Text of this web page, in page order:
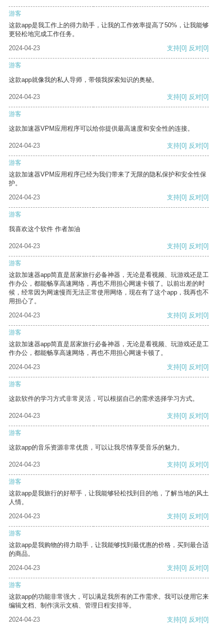
游客
这款app是我工作上的得力助手，让我的工作效率提高了50%，让我能够
更轻松地完成工作任务。
2024-04-23
支持[0] 反对[0]
游客
这款app就像我的私人导师，带领我探索知识的奥秘。
2024-04-23 支持[0] 反对[0]
游客
这款加速器VPM应用程序可以给你提供最高速度和安全性的连接。
2024-04-23 支持[0] 反对[0]
游客
这款加速器VPM应用程序已经为我们带来了无限的隐私保护和安全性保
护。
2024-04-23
支持[0] 反对[0]
游客
我喜欢这个软件 作者加油
2024-04-23 支持[0] 反对[0]
游客
这款加速器app简直是居家旅行必备神器，无论是看视频、玩游戏还是工
作办公，都能畅享高速网络，再也不用担心网速卡顿了。以前出差的时
候，经常因为网速慢而无法正常使用网络，现在有了这个app，我再也不
用担心了。
2024-04-23
支持[0] 反对[0]
游客
这款加速器app简直是居家旅行必备神器，无论是看视频、玩游戏还是工
作办公，都能畅享高速网络，再也不用担心网速卡顿了。
2024-04-23
支持[0] 反对[0]
游客
这款软件的学习方式非常灵活，可以根据自己的需求选择学习方式。
2024-04-23 支持[0] 反对[0]
游客
这款app的音乐资源非常优质，可以让我尽情享受音乐的魅力。
2024-04-23 支持[0] 反对[0]
游客
这款app是我旅行的好帮手，让我能够轻松找到目的地，了解当地的风土
人情。
2024-04-23
支持[0] 反对[0]
游客
这款app是我购物的得力助手，让我能够找到最优惠的价格，买到最合适
的商品。
2024-04-23
支持[0] 反对[0]
游客
这款app的功能非常强大，可以满足我所有的工作需求。我可以使用它来
编辑文档、制作演示文稿、管理日程安排等。
2024-04-23
支持[0] 反对[0]